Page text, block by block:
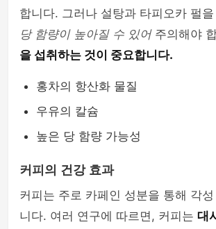
합니다. 그러나 설탕과 타피오카 펄
당 함량이 높아질 수 있어주의해야
을 섭취하는 것이 중요합니다.
홍차의 항산화 물질
우유의 칼슘
높은 당 함량 가능성
커피의 건강 효과
커피는 주로 카페인 성분을 통해 각
니다. 여러 연구에 따르면, 커피는 대